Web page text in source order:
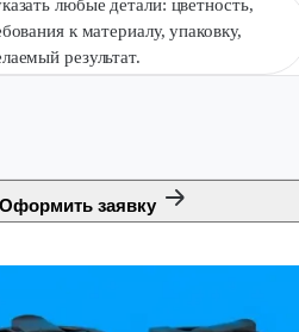
любые детали: цветность,
к материалу, упаковку,
результат.
Оформить заявку